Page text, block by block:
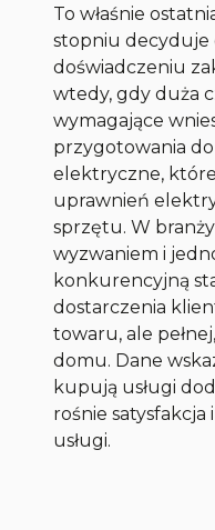
To właśnie
stopniu decyduje
doświadczeniu
wtedy, gdy duża
wymagające
przygotowania
elektryczne,
uprawnień
sprzętu. W
wyzwaniem i
konkurencyjną
dostarczenia
towaru, ale
domu. Dane
kupują usługi
rośnie satysfakcja
usługi.